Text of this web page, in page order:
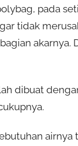
pada
tidak
dibuat